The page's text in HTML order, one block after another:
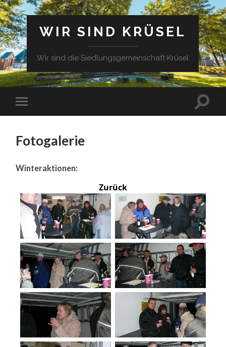
WIR SIND KRÜSEL
Wir sind die Siedlungsgemeinschaft Krüsel
Fotogalerie
Winteraktionen:
Zurück